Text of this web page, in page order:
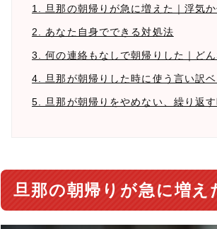
1. 旦那の朝帰りが急に増えた｜浮気
2. あなた自身でできる対処法
3. 何の連絡もなしで朝帰りした｜ど
4. 旦那が朝帰りした時に使う言い訳
5. 旦那が朝帰りをやめない、繰り返
旦那の朝帰りが急に増え